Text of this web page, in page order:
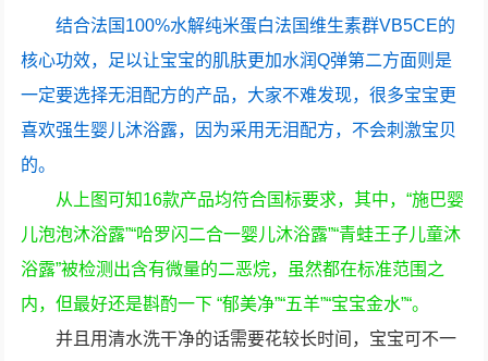
结合法国100%水解纯米蛋白法国维生素群VB5CE的
核心功效，足以让宝宝的肌肤更加水润Q弹第二方面则是
一定要选择无泪配方的产品，大家不难发现，很多宝宝更
喜欢强生婴儿沐浴露，因为采用无泪配方，不会刺激宝贝
的。
从上图可知16款产品均符合国标要求，其中，“施巴婴
儿泡泡沐浴露”“哈罗闪二合一婴儿沐浴露”“青蛙王子儿童沐
浴露”被检测出含有微量的二恶烷，虽然都在标准范围之
内，但最好还是斟酌一下 “郁美净”“五羊”“宝宝金水”“。
并且用清水洗干净的话需要花较长时间，宝宝可不一